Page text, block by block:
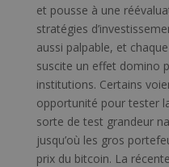
et pousse à une
stratégies
aussi palpable, et
suscite un effet domino
institutions. Certains
opportunité pour tester
sorte de test grandeur
jusqu’où les gros
prix du bitcoin. La